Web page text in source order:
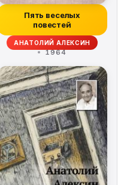
Пять веселых
повестей
АНАТОЛИЙ АЛЕКСИН
1964